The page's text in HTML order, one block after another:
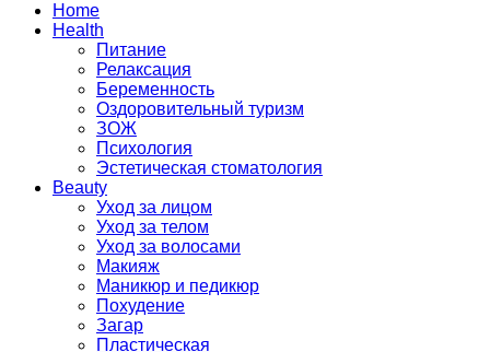
Home
Health
Питание
Релаксация
Беременность
Оздоровительный туризм
ЗОЖ
Психология
Эстетическая стоматология
Beauty
Уход за лицом
Уход за телом
Уход за волосами
Макияж
Маникюр и педикюр
Похудение
Загар
Пластическая